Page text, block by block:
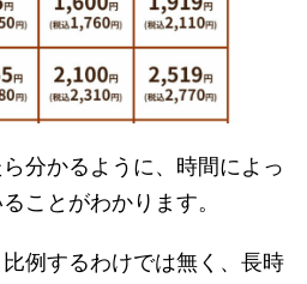
分かるように、時間によっ
ことがわかります。
例するわけでは無く、長時